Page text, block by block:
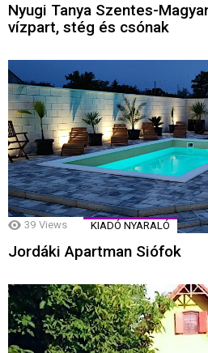
Nyugi Tanya Szentes-
vízpart, stég és csónak
39 Views KIADÓ NYARALÓ
Jordáki Apartman Siófok